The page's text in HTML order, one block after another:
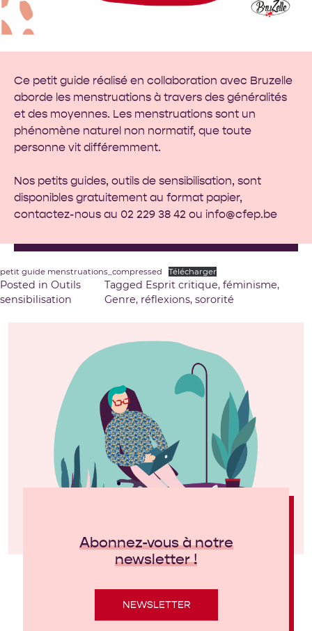
Ce petit guide réalisé en collaboration avec Bruzelle
aborde les menstruations à travers des généralités
et des moyennes. Les menstruations sont un
phénomène naturel non normatif, que toute
personne vit différemment.
Nos petits guides, outils de sensibilisation, sont
disponibles gratuitement au format papier,
contactez-nous au 02 229 38 42 ou info@cfep.be
petit guide menstruations_compressed Télécharger
Posted in Outils
sensibilisation
Tagged Esprit critique,féminisme,
Genre, réflexions,sororité
Abonnez-vous à notre
newsletter !
NEWSLETTER